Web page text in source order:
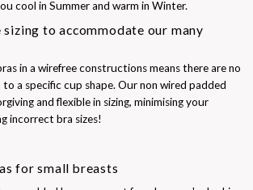
cool in Summer and warm in Winter.
to accommodate our many
in a wirefree constructions means there are no
a specific cup shape. Our non wired padded
and flexible in sizing, minimising your
incorrect bra sizes!
for small breasts